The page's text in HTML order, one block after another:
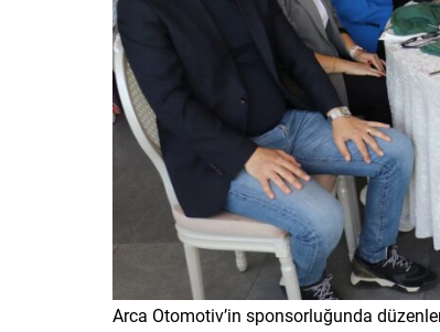
Arca Otomotiv’in sponsorluğunda